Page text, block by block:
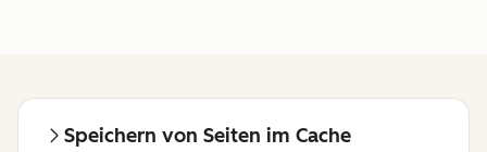
Speichern von Seiten im Cache